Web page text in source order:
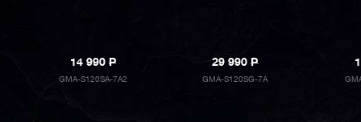
14 990P
GMA-S120SA-7A2
29 990P
GMA-S120SG-7A